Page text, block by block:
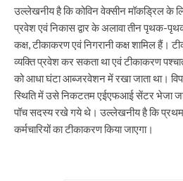
उल्लेखनीय है कि कोविन वेक्सीन मॉकड्रिल के
प्रवेश एवं निकास द्वार के अलावा तीन पृथक-
कक्ष, टीकाकरण एवं निगरानी कक्ष शामिल हैं।
व्यक्ति प्रवेश कर सकता था एवं टीकाकरण
को आधा घंटा आब्जरवेशन में रखा जाता था।
स्थिति में उसे निकटतम एईएफआई सेंटर भेजा
पॉच सदस्य रखे गये थे। उल्लेखनीय है कि
कर्मचारियों का टीकाकरण किया जाएगा।